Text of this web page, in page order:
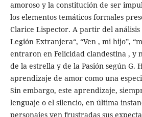
amoroso y la constitución de ser
los elementos temáticos formales
Clarice Lispector. A partir del análisis
Legión Extranjera“, “Ven , mi hijo”,
entraron en Felicidad clandestina , y
de la estrella y de la Pasión según G.
aprendizaje de amor como una
Sin embargo, este aprendizaje,
lenguaje o el silencio, en última
personajes ven frustradas sus